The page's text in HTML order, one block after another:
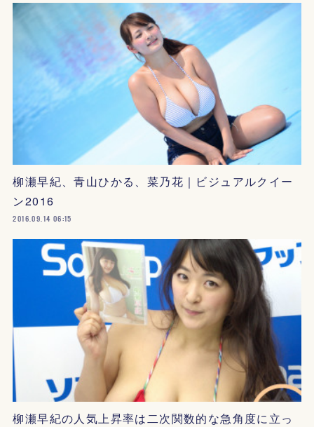
柳瀬早紀、青山ひかる、菜乃花｜ビジュアルクイー
ン2016
2016.09.14 06:15
柳瀬早紀の人気上昇率は二次関数的な急角度に立っ